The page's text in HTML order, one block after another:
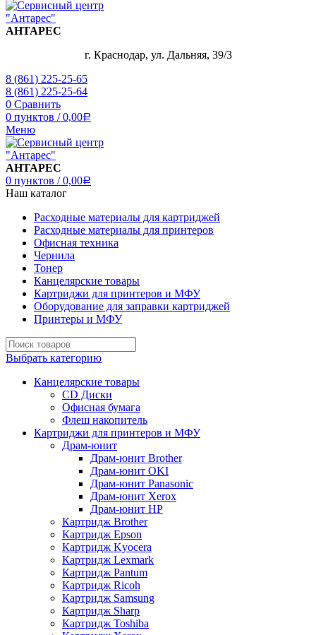
АНТАРЕС
г. Краснодар, ул. Дальняя, 39/3
8 (861) 225-25-65
8 (861) 225-25-64
0 Сравнить
0 пунктов / 0,00Р
Меню
АНТАРЕС
0 пунктов / 0,00Р
Наш каталог
Расходные материалы для картриджей
Расходные материалы для принтеров
Офисная техника
Чернила
Тонер
Канцелярские товары
Картриджи для принтеров и МФУ
Оборудование для заправки картриджей
Принтеры и МФУ
Выбрать категорию
Канцелярские товары
CD Диски
Офисная бумага
Флеш накопитель
Картриджи для принтеров и МФУ
Драм-юнит
Драм-юнит Brother
Драм-юнит OKI
Драм-юнит Panasonic
Драм-юнит Xerox
Драм-юнит НР
Картридж Brother
Картридж Epson
Картридж Kyocera
Картридж Lexmark
Картридж Pantum
Картридж Ricoh
Картридж Samsung
Картридж Sharp
Картридж Toshiba